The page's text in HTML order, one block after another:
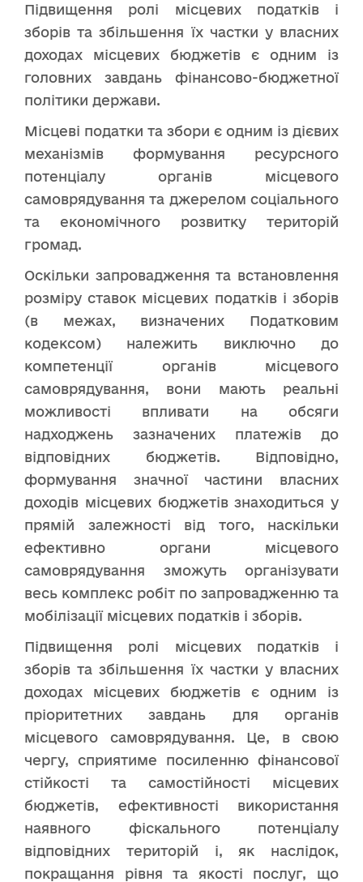
Підвищення ролі місцевих податків і
зборів та збільшення їх частки у власних
доходах місцевих бюджетів є одним із
головних завдань фінансово-бюджетної
політики держави.
Місцеві податки та збори є одним із дієвих
механізмів формування ресурсного
потенціалу органів місцевого
самоврядування та джерелом соціального
та економічного розвитку територій
громад.
Оскільки запровадження та встановлення
розміру ставок місцевих податків і зборів
(в межах, визначених Податковим
кодексом) належить виключно до
компетенції органів місцевого
самоврядування, вони мають реальні
можливості впливати на обсяги
надходжень зазначених платежів до
відповідних бюджетів. Відповідно,
формування значної частини власних
доходів місцевих бюджетів знаходиться у
прямій залежності від того, наскільки
ефективно органи місцевого
самоврядування зможуть організувати
весь комплекс робіт по запровадженню та
мобілізації місцевих податків і зборів.
Підвищення ролі місцевих податків і
зборів та збільшення їх частки у власних
доходах місцевих бюджетів є одним із
пріоритетних завдань для органів
місцевого самоврядування. Це, в свою
чергу, сприятиме посиленню фінансової
стійкості та самостійності місцевих
бюджетів, ефективності використання
наявного фіскального потенціалу
відповідних територій і, як наслідок,
покращання рівня та якості послуг, що